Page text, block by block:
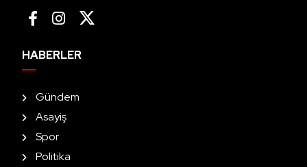
HABERLER
Gündem
Asayiş
Spor
Politika